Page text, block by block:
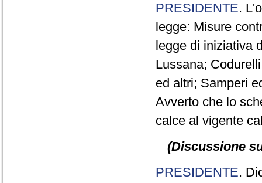
PRESIDENTE.
legge: Misure
legge di iniziativa
Lussana;
ed altri; Samperi
Avverto che lo
calce al vigente
(Discussione
PRESIDENTE.